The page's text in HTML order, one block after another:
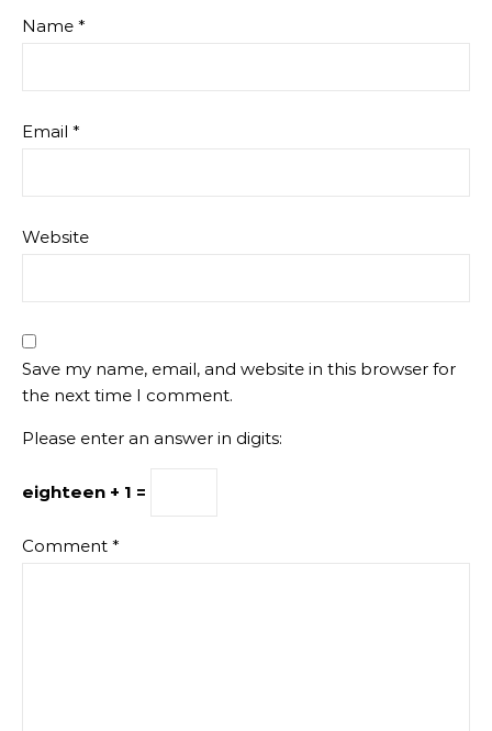
Name *
Email *
Website
Save my name, email, and website in this browser for
the next time I comment.
Please enter an answer in digits:
eighteen + 1 =
Comment *